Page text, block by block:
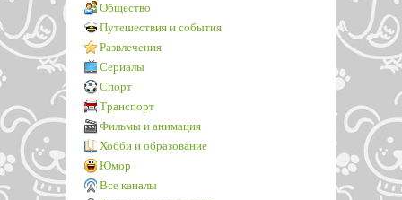
Общество
Путешествия и события
Развлечения
Сериалы
Спорт
Транспорт
Фильмы и анимация
Хобби и образование
Юмор
Все каналы